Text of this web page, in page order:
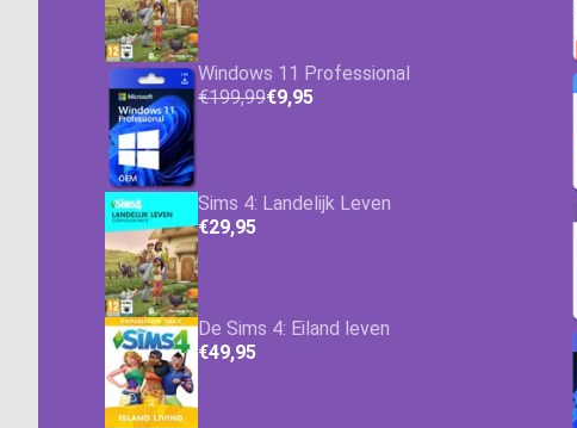
Windows 11 Professional
€199,99€9,95
Sims 4: Landelijk Leven
€29,95
De Sims 4: Eiland leven
€49,95